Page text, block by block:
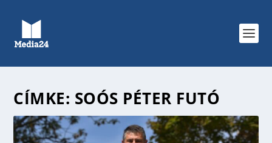
CÍMKE: SOÓS PÉTER FUTÓ